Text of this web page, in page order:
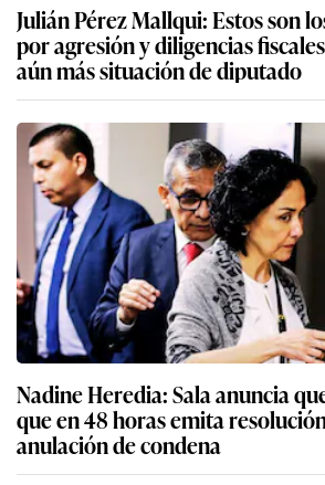
Julián Pérez Mallqui: Estos son
por agresión y diligencias
aún más situación de diputado
Nadine Heredia: Sala anuncia
que en 48 horas emita
anulación de condena